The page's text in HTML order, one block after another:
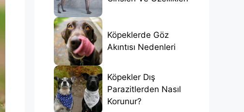
Köpeklerde Göz
Akıntısı Nedenleri
Köpekler Dış
Parazitlerden Nasıl
Korunur?